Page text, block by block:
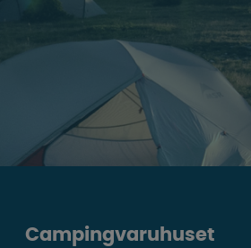
Campingvaruhuset